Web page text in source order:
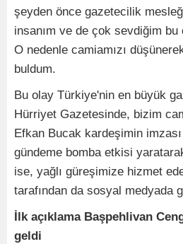
şeyden önce gazetecilik
insanım ve de çok sevdiğim bu
O nedenle camiamızı
buldum.
Bu olay Türkiye'nin en büyük
Hürriyet Gazetesinde, bizim
Efkan Bucak kardeşimin
gündeme bomba etkisi
ise, yağlı güreşimize hizmet
tarafından da sosyal medyada
İlk açıklama Başpehlivan
geldi